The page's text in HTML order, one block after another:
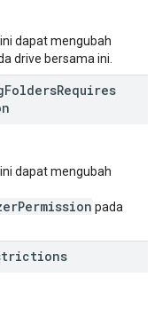
dapat mengubah
drive bersama ini.
FoldersRequires
dapat mengubah
pada